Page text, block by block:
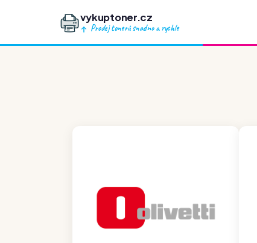
vykuptoner.cz
Prodej tonerů snadno a rychle